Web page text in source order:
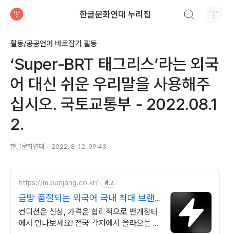
한글문화연대 누리집
활동/공공언어 바로잡기 활동
‘Super-BRT 태그리스’라는 외국
어 대신 쉬운 우리말을 사용해주
십시오. 국토교통부 - 2022.08.1
2.
한글문화연대 2022. 8. 12. 09:43
https://m.bunjang.co.kr/ 광고
금방 품절되는 외국어 국내 최대 브랜
드 중고거래
컨디션은 신상, 가격은 합리적으로 번개장터
에서 만나보세요! 전국 각지에서 올라오는 전